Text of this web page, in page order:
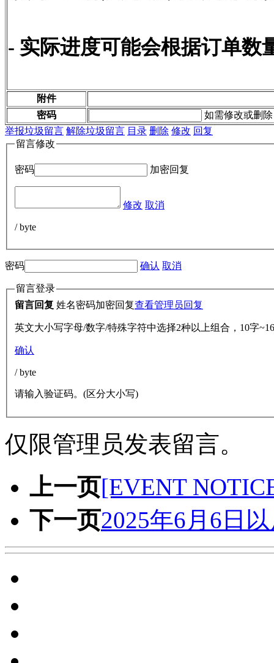
- 实际进度可能会根据订单数
附件
密码
如需修改或删
举报垃圾留言 解除垃圾留言 目录 删除 修改 回复
留言修改
密码 加密回复
修改 取消
/ byte
密码 确认 取消
留言登录
留言回复 姓名密码加密回复查看管理员回复
英文大小写字母/数字/特殊字符中选择2种以上组合，10字
确认
/ byte
请输入验证码。(区分大小写)
仅限管理员发表留言。
上一页[EVENT
下一页2025年6月6日